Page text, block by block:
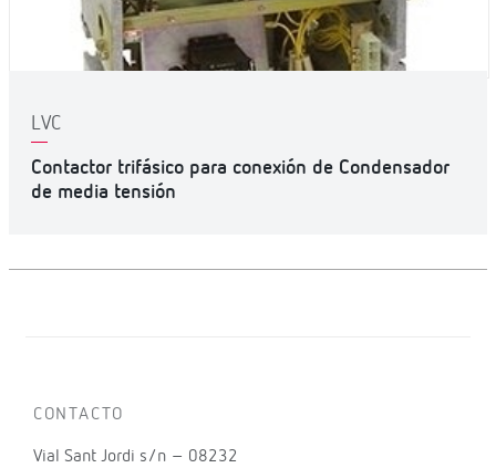
LVC
Contactor trifásico para conexión de Condensador
de media tensión
CONTACTO
Vial Sant Jordi s/n – 08232